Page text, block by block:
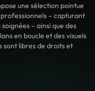
une sélection pointue
– capturant
– ainsi que des
en boucle et des visuels
sont libres de droits et